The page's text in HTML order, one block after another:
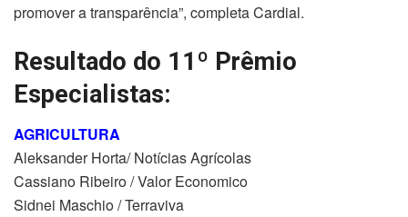
promover a transparência”, completa Cardial.
Resultado do 11º Prêmio
Especialistas:
AGRICULTURA
Aleksander Horta/ Notícias Agrícolas
Cassiano Ribeiro / Valor Economico
Sidnei Maschio / Terraviva